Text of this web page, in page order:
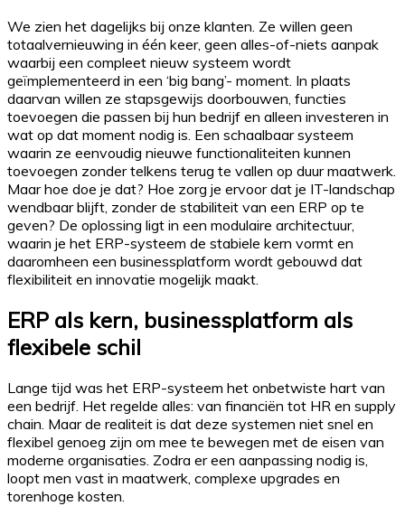
We zien het dagelijks bij onze klanten. Ze willen geen
totaalvernieuwing in één keer, geen alles-of-niets aanpak
waarbij een compleet nieuw systeem wordt
geïmplementeerd in een ‘big bang’- moment. In plaats
daarvan willen ze stapsgewijs doorbouwen, functies
toevoegen die passen bij hun bedrijf en alleen investeren in
wat op dat moment nodig is. Een schaalbaar systeem
waarin ze eenvoudig nieuwe functionaliteiten kunnen
toevoegen zonder telkens terug te vallen op duur maatwerk.
Maar hoe doe je dat? Hoe zorg je ervoor dat je IT-landschap
wendbaar blijft, zonder de stabiliteit van een ERP op te
geven? De oplossing ligt in een modulaire architectuur,
waarin je het ERP-systeem de stabiele kern vormt en
daaromheen een businessplatform wordt gebouwd dat
flexibiliteit en innovatie mogelijk maakt.
ERP als kern, businessplatform als
flexibele schil
Lange tijd was het ERP-systeem het onbetwiste hart van
een bedrijf. Het regelde alles: van financiën tot HR en supply
chain. Maar de realiteit is dat deze systemen niet snel en
flexibel genoeg zijn om mee te bewegen met de eisen van
moderne organisaties. Zodra er een aanpassing nodig is,
loopt men vast in maatwerk, complexe upgrades en
torenhoge kosten.